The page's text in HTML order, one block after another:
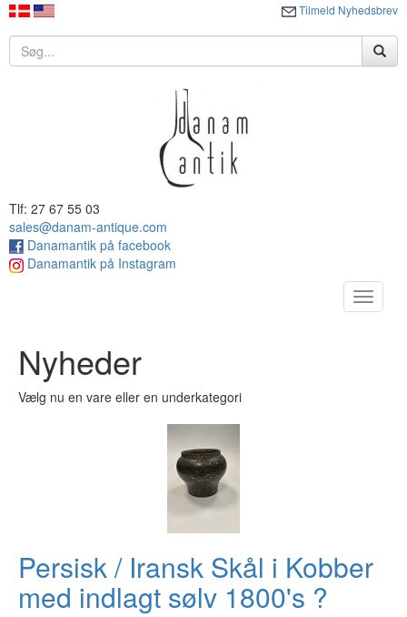
Tilmeld Nyhedsbrev
Tlf: 27 67 55 03
sales@danam-antique.com
Danamantik på facebook
Danamantik på Instagram
Toggle
Nyheder
Vælg nu en vare eller en underkategori
Persisk / Iransk Skål i Kobber
med indlagt sølv 1800's ?